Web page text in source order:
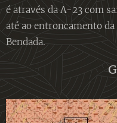
é através da A-23 com
até ao entroncamento
Bendada.